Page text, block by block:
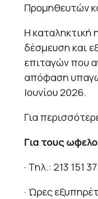
Προμηθευτών
Η καταληκτική
δέσμευση και
επιταγών που
απόφαση
Ιουνίου 2026.
Για
Για τους
· Τηλ.: 213 151
· Ώρες